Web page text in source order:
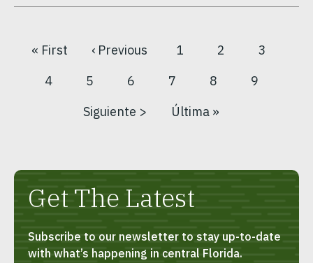
Paginación
Primera
página
« First
Página
anterior
‹ Previous
Página
1
Página
2
Página
3
Página
4
Página
5
Página
6
Página
7
Página
actual
8
Página
9
Siguiente
Siguiente >
Última
Última »
Get The Latest
Subscribe to our newsletter to stay up-to-date
with what’s happening in central Florida.